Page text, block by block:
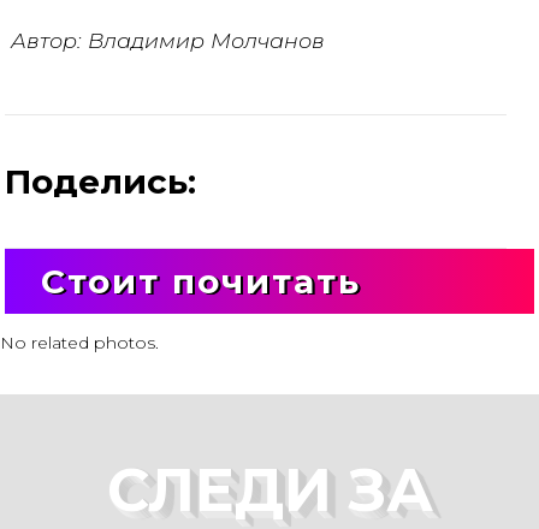
Автор: Владимир Молчанов
Поделись:
Стоит почитать
No related photos.
СЛЕДИ ЗА